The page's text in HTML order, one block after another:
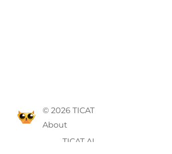
© 2026 TICAT
About
TICAT AI